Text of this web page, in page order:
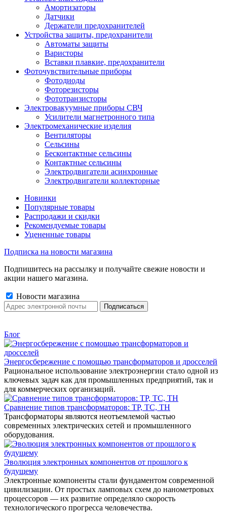
Амортизаторы
Датчики
Держатели предохранителей
Устройства защиты, предохранители
Автоматы защиты
Варисторы
Вставки плавкие, предохранители
Фоточувствительные приборы
Фотодиоды
Фоторезисторы
Фототранзисторы
Электровакуумные приборы СВЧ
Усилители магнетронного типа
Электромеханические изделия
Вентиляторы
Сельсины
Бесконтактные сельсины
Контактные сельсины
Электродвигатели асинхронные
Электродвигатели коллекторные
Новинки
Популярные товары
Распродажи и скидки
Рекомендуемые товары
Уцененные товары
Подписка на новости магазина
Подпишитесь на рассылку и получайте свежие новости и
акции нашего магазина.
Новости магазина
Блог
Энергосбережение с помощью трансформаторов и дросселей
Рациональное использование электроэнергии стало одной из
ключевых задач как для промышленных предприятий, так и
для коммерческих организаций.
Сравнение типов трансформаторов: ТР, ТС, ТН
Трансформаторы являются неотъемлемой частью
современных электрических сетей и промышленного
оборудования.
Эволюция электронных компонентов от прошлого к
будущему
Электронные компоненты стали фундаментом современной
цивилизации. От простых ламповых схем до нанометровых
процессоров — их развитие определяло скорость
технологического прогресса человечества.